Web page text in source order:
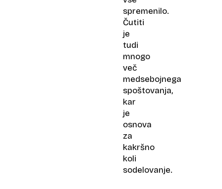
spremenilo.
Čutiti
je
tudi
mnogo
več
medsebojnega
spoštovanja,
kar
je
osnova
za
kakršno
koli
sodelovanje.